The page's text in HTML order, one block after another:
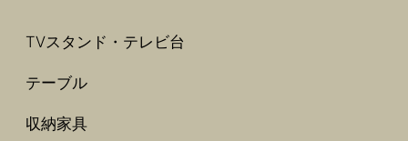
TVスタンド・テレビ台
テーブル
収納家具